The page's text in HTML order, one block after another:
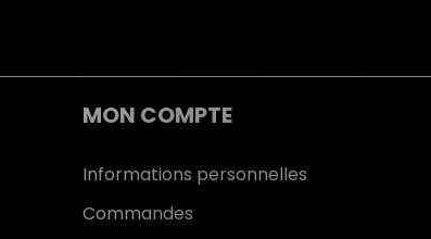
MON COMPTE
Informations personnelles
Commandes